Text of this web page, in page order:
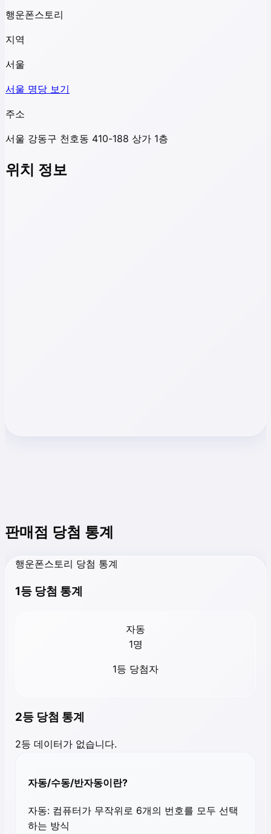
행운폰스토리
지역
서울
서울 명당 보기
주소
서울 강동구 천호동 410-188 상가 1층
위치 정보
판매점 당첨 통계
행운폰스토리 당첨 통계
1등 당첨 통계
자동
1명
1등 당첨자
2등 당첨 통계
2등 데이터가 없습니다.
자동/수동/반자동이란?
자동: 컴퓨터가 무작위로 6개의 번호를 모두 선택
하는 방식